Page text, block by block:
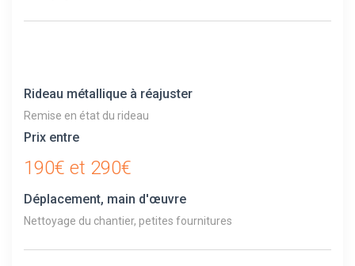
Rideau métallique à réajuster
Remise en état du rideau
Prix entre
190€ et 290€
Déplacement, main d'œuvre
Nettoyage du chantier, petites fournitures